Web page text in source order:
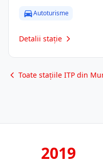
Autoturisme
Detalii stație
Toate stațiile ITP din
2019